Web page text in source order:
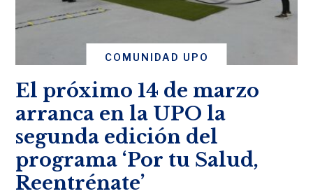
COMUNIDAD UPO
El próximo 14 de marzo
arranca en la UPO la
segunda edición del
programa ‘Por tu Salud,
Reentrénate’